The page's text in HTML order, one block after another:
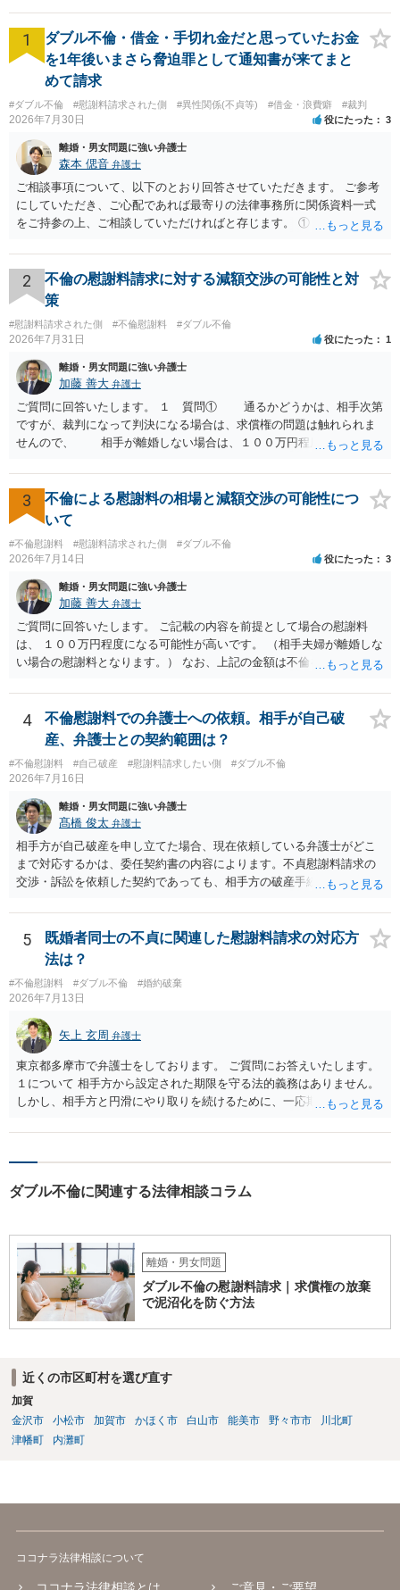
談可】
1
ダブル不倫・借金・手切れ金だと思っていたお金
を1年後いまさら脅迫罪として通知書が来てまと
めて請求
#ダブル不倫 #慰謝料請求された側 #異性関係(不貞等) #借金・浪費癖 #裁判
2026年7月30日 役にたった 3
離婚・男女問題に強い弁護士
森本 偲音 弁護士
ご相談事項について、以下のとおり回答させていただきます。 ご参考
にしていただき、ご心配であれば最寄りの法律事務所に関係資料一式
をご持参の上、ご相談していただければと存じます。 ① このLINEの
される可能性はあるのか ⇒LINEを含む１００万円の貸付に至るまでの
やり取り等の経緯、誓約書の内容等を踏まえて、関係を清算するため
の 金銭であったと評価される可能性はあると考えます。 ② 「今後一
切関与しないなら100万円振り込む」というLINEや誓約書は、裁判上
どの程度証拠価値があるのか ⇒前後のやり取りや誓約書の具体的内容
を見ない限り、具体的な判断はできませんが、一定の証拠価値はある
と考えます。 ③ 借用書があっても、後から100万円を貸付扱いに変更
することは認められるのか。 ⇒おそらく１００万円は不当利得（受け
取る正当な権利がないのに利益を取得した）として返還請求されてい
るものかと推察しますので、 貸金返還ではないかと存じます。 ④ 私
は現在、収入も不安定で貯金もなくリボ払い借金が既に約100万あり。
今年に再婚したが主人はお金に厳しい為、一括で220万円を支払う事は
困難 仮に裁判で敗訴した場合でも、分割払いになる可能性はあります
か。 ⇒判決となり敗訴してしまった場合は、強制執行により不動産等
の財産を差し押さえられ、そこから債権回収が図られることになりま
すが、 和解であれば柔軟な解決が可能ですので、その場合は分割払
いにより支払うことも十分可能です。 ⑤ このような事情であれば、私
は120万円のみ和解交渉を続けるべきでしょうか。 ⇒ご相談者様の認
識を前提にすれば、１００万円も含めて返済する必要はないと考えら
れるため、 120万円のみについて交渉を続けることがベターかと存じ
ます。
2
不倫の慰謝料請求に対する減額交渉の可能性と対
策
#慰謝料請求された側 #不倫慰謝料 #ダブル不倫
2026年7月31日 役にたった 1
離婚・男女問題に強い弁護士
加藤 善大 弁護士
ご質問に回答いたします。 １ 質問① 通るかどうかは、相手次第
ですが、裁判になって判決になる場合は、求償権の問題は触れられま
せんので、 相手が離婚しない場合は、１００万円程度となる可能
するデメリットはありますから（経済的、時間的、精神的負担等）、
反対にご自身が、裁判も辞さずという姿勢を示すことで、プラス
に働く可能性は有り得ます。 交渉で解決する多くの場合は、相手
が弁護士に依頼しているケースで、５０万円以下で合意できる場合は
稀であると思います。 通常は、６０万円から８０万円程度になる
ことが多いというのが私の印象です。 ２ 質問② ご記載の内容が
減額を進めるうえでの交渉材料かと思います。 なお、ご自身が離
婚しないことは、交渉材料にはならないかと思いますので、ご注意く
ださい。 また、相手夫婦の婚姻関係が既に破綻していたことや、
相手女性が結婚しているとは知らなかったと主張することもあります
が、 ケースバイケースですので、ご自身の場合にそれらの主張が
できるかはよくお考え下さい。 ３ 質問③ 違約金を５０万円とす
る旨の交渉をすることが妥当かどうかという基準はありません。
公序良俗に反するような金額では、その条項自体が無効になり得ます
が、 ２００万円でも、５０万円でも、公序良俗に反するほど高額
とはいえないと考えますので、 結局は、妥当かどうかというより
も、ご自身が納得できるかどうかという基準でお考えいただくといい
と思います。 そのうえで、合意できるかは、相手も納得できるか
否かにかかってはきますが。 ４ 質問④ ご記載の内容からは判断
できないのですが、 清算条項を記載しないで合意することはリス
クがありますので、むしろ、原則としては、清算条項を記載するべき
であるとお考えいただくといいです。 ご質問に対する回答は以上で
すが、可能であれば、ご依頼になるかは別として、お近くの弁護士に
直接相談されて、 今後の対応についてアドバイス等を求めることを
3
不倫による慰謝料の相場と減額交渉の可能性につ
いて
#不倫慰謝料 #慰謝料請求された側 #ダブル不倫
2026年7月14日 役にたった 3
離婚・男女問題に強い弁護士
加藤 善大 弁護士
ご質問に回答いたします。 ご記載の内容を前提として場合の慰謝料
は、 １００万円程度になる可能性が高いです。 （相手夫婦が離婚しな
い場合の慰謝料となります。） なお、上記の金額は不倫をした２名が
半額程度の支払を求める、 求償ができることになります。 その求償権
を放棄する場合の慰謝料相場は、６０万円から８０万円程度になるこ
とが多いです。 （相手夫婦が離婚しませんので、減額してでも求償権
を放棄してもらうメリットがあることになります。） ５年後に離婚す
る可能性について、慰謝料額に影響が出る可能性はないと考えます。
最後に、ご依頼になる場合の弁護士費用は、ご依頼になる弁護士によ
り異なりますので、直接ご確認いただくといいですよ。 ご質問に対す
る回答は以上ですが、可能であれば、ご依頼になるかは別にして、お
近くの弁護士に直接相談されて、今後の対応についてアドバイスを求
めることをおすすめいたします。 ご参考にしていただけますと幸いで
す。
4
不倫慰謝料での弁護士への依頼。相手が自己破
産、弁護士との契約範囲は？
#不倫慰謝料 #自己破産 #慰謝料請求したい側 #ダブル不倫
2026年7月16日
離婚・男女問題に強い弁護士
髙橋 俊太 弁護士
相手方が自己破産を申し立てた場合、現在依頼している弁護士がどこ
まで対応するかは、委任契約書の内容によります。不貞慰謝料請求の
交渉・訴訟を依頼した契約であっても、相手方の破産手続への対応、
等まで当然に含まれているとは限りません。そのため、追加費用が発
生するかどうかは、まず委任契約書と弁護士の説明を確認した方がよ
いでしょう。 成功報酬についても、契約内容次第です。通常は、実際
に回収できた金額を基準に報酬が発生する契約が多いと思われます
が、「請求額を認めさせた場合」や「和解成立時」など、回収前に報
酬が発生する定めになっている可能性もあります。 依頼している弁護
士に、破産手続への意見申述まで契約内で対応してもらえるのか、追
加費用はかかるか、免責された場合に成功報酬が発生するのか、非免
責債権として争う見込みがあるのかを確認されるとよいと思います。
5
既婚者同士の不貞に関連した慰謝料請求の対応方
法は？
#不倫慰謝料 #ダブル不倫 #婚約破棄
2026年7月13日
矢上 玄周 弁護士
東京都多摩市で弁護士をしております。 ご質問にお答えいたします。
１について 相手方から設定された期限を守る法的義務はありません。
しかし、相手方と円滑にやり取りを続けるために、一応期限を守って
が、期限を守らないのもご不安という場合には、「弁護士に相談して
は、法的には別の議論ではありますが、事実上の繋がりがないわけで
負担割合が高くなり、婚約破棄の慰謝料も払う必要が生じるという可
能性もないわけではありません。 ただし、法律上重婚は認められてい
ないので、既婚者同士の婚約が成立するかといわれると、成立しない
と判断される可能性の方が高いと思われます。 ３について 和解をする
際には、清算条項という定めを設けることがほとんどです。 清算条項
を定めることによって、「これをもってお互いに今後一切請求しな
としての回答となります。 詳細なご事情をお伺いすればより適切な回
答ができるかと存じます。 弁護士に相談すべき事案かと存じますの
で、お早めにご相談されることをお勧めいたします。
ダブル不倫に関連する法律相談コラム
離婚・男女問題
ダブル不倫の慰謝料請求｜求償権の放棄
で泥沼化を防ぐ方法
近くの市区町村を選び直す
加賀
金沢市
小松市 加賀市 かほく市 白山市 能美市 野々市市
川北町
津幡町
内灘町
ココナラ法律相談について